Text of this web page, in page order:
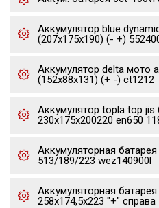
Аккумулятор blue
(207x175x190) (- +)
Аккумулятор delta мото
(152x88x131) (+ -) ct1212
Аккумулятор topla top
230x175x200220 en650
Аккумуляторная
513/189/223 wez140900l
Аккумуляторная
258x174,5x223 "+" справа